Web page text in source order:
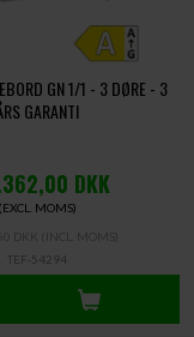
GN 1/1 - 3 DØRE - 3
GARANTI
DKK
(EXCL. MOMS)
TEF-54294